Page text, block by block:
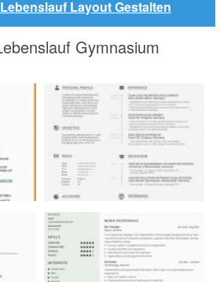
Lebenslauf Layout Gestalten
Gymnasium